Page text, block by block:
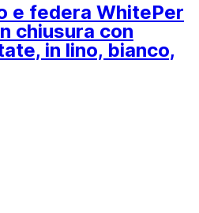
e federa WhitePer
chiusura con
in lino, bianco,